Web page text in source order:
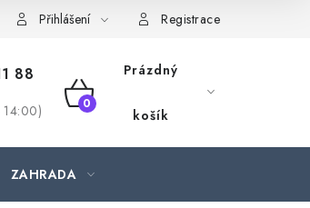
Přihlášení Registrace
88
NÁKUPNÍ
Prázdný
košík
ZAHRADA